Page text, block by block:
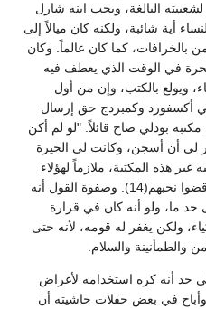
البالغة، ويحب ابنه شارل
أية شائبة، ولكنه كان ميالاً إلى
بالخرافات، كما كان عالماً. وكان
في الوقت الذي يعطف فيه
ويولع بالكتب، وإن من أول
أكسفورد وكمبردج حق إرسال
مكتبة بودلي صاح قائلاً: "لو لم أكن
لي أن أسجن، وكانت لي الخيرة
هذه المكتبة، ملازماً لهؤلاء
المؤلفين الأفاضل والأساتذة الذين قضوا نحبهم(14). وصفوة القول أنه
حد ما، ولو أنه كان في قرارة
ولكن يغفر له قومه، لأنه حتى
والطمأنينة والسلام.
حد أنه كره استخدامه لأغراض
في بعض حفلات حاشيته أن